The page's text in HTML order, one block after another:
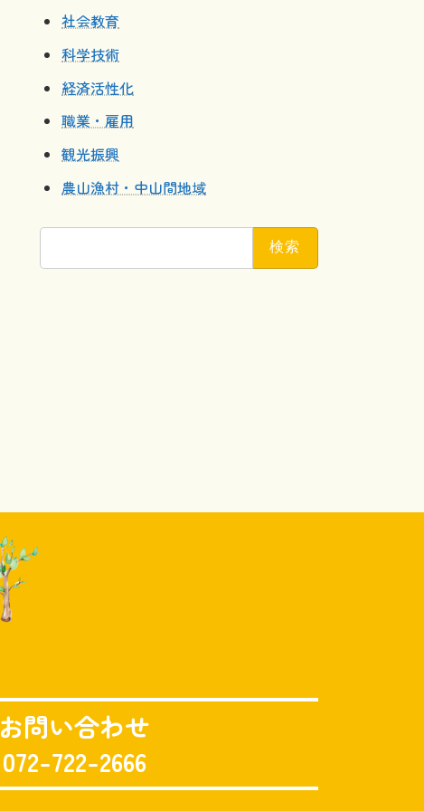
社会教育
科学技術
経済活性化
職業・雇用
観光振興
農山漁村・中山間地域
検
お問い合わせ
072-722-2666